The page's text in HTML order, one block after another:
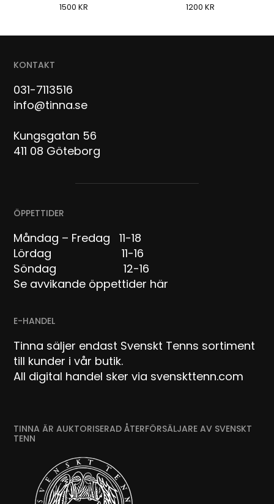
1500KR 1200 KR
KONTAKT
031-7113516
info@tinna.se
Kungsgatan 56
411 08 Göteborg
ÖPPETTIDER
Måndag – Fredag 11-18
Lördag 11-16
Söndag 12-16
Se avvikande öppettider här
E-HANDEL
Tinna säljer endast Svenskt Tenns sortiment
till kunder i vår butik.
All digital handel sker via svenskttenn.com
TINNA ÄR AUKTORISERAD ÅTERFÖRSÄLJARE AV SVENSKT
TENN